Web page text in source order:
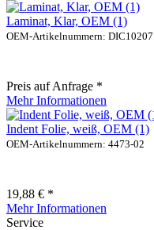
Laminat, Klar, OEM (1)
OEM-Artikelnummern: DIC10207
Preis auf Anfrage *
Mehr Informationen
Indent Folie, weiß, OEM (1)
OEM-Artikelnummern: 4473-02
19,88 € *
Mehr Informationen
Service